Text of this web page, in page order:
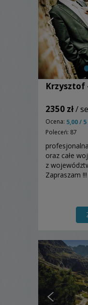
Krzysztof
2350 zł/
Ocena: 5,00 / 5
Poleceń: 87
oraz całe
z
Zapraszam !!!